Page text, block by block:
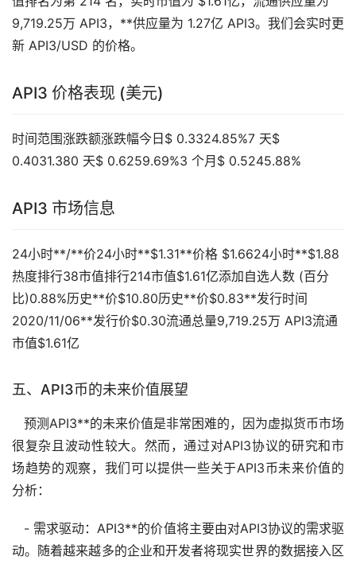
9,719.25万 API3，**供应量为 1.27亿 API3。我们会实时更
新 API3/USD 的价格。
API3 价格表现 (美元)
时间范围涨跌额涨跌幅今日$ 0.3324.85%7 天$
0.4031.380 天$ 0.6259.69%3 个月$ 0.5245.88%
API3 市场信息
24小时**/**价24小时**$1.31**价格 $1.6624小时**$1.88
热度排行38市值排行214市值$1.61亿添加自选人数 (百分
比)0.88%历史**价$10.80历史**价$0.83**发行时间
2020/11/06**发行价$0.30流通总量9,719.25万 API3流通
市值$1.61亿
五、API3币的未来价值展望
预测API3**的未来价值是非常困难的，因为虚拟货币市场
很复杂且波动性较大。然而，通过对API3协议的研究和市
场趋势的观察，我们可以提供一些关于API3币未来价值的
分析：
- 需求驱动：API3**的价值将主要由对API3协议的需求驱
动。随着越来越多的企业和开发者将现实世界的数据接入区